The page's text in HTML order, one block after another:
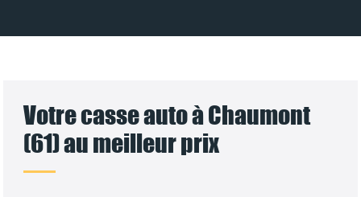
Votre casse auto à Chaumont
(61) au meilleur prix